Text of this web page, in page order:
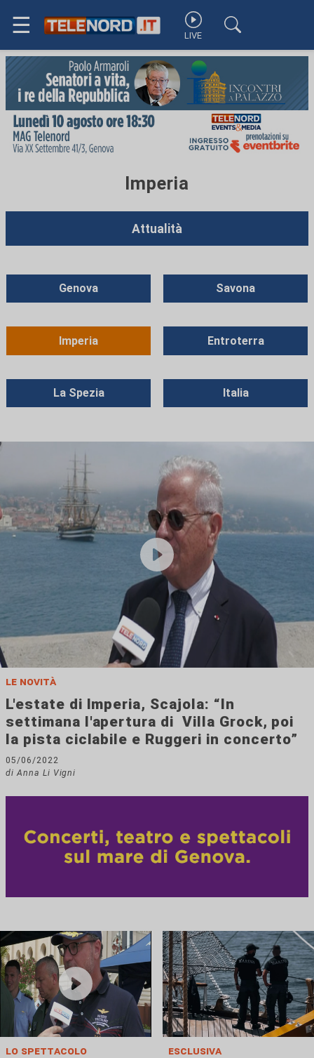
☰ LIVE
Imperia
Attualità
Genova
Imperia
La Spezia
Savona
Entroterra
Italia
le novità
L'estate di Imperia, Scajola: “In
settimana l'apertura di Villa Grock, poi
la pista ciclabile e Ruggeri in concerto”
05/06/2022
di Anna Li Vigni
lo spettacolo esclusiva